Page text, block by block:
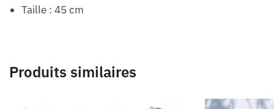
Taille : 45 cm
Produits similaires